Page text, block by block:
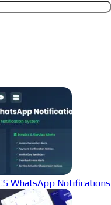
WhatsApp Notifications